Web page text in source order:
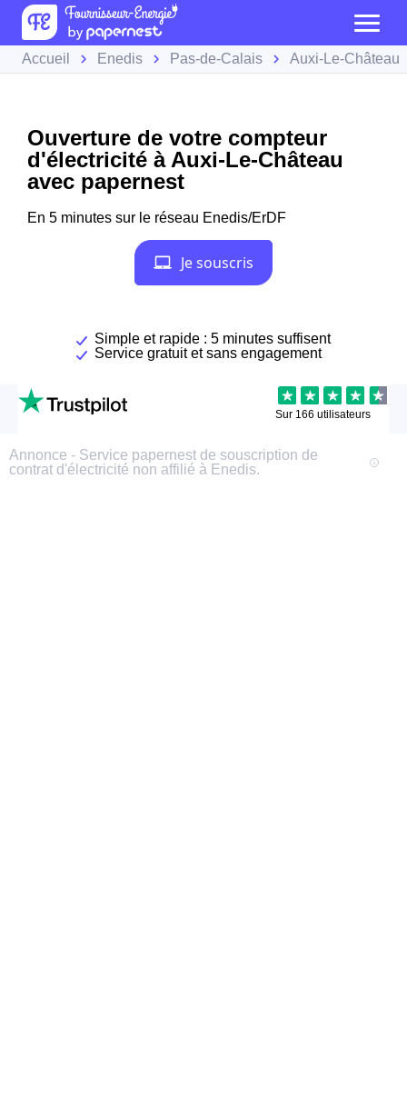
Accueil Enedis Pas-de-Calais Auxi-Le-Château